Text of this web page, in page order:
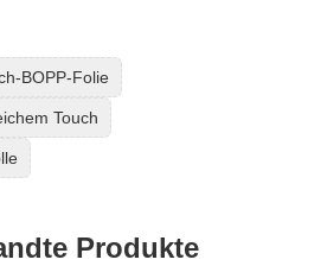
BOPP-Folie
Touch
Produkte